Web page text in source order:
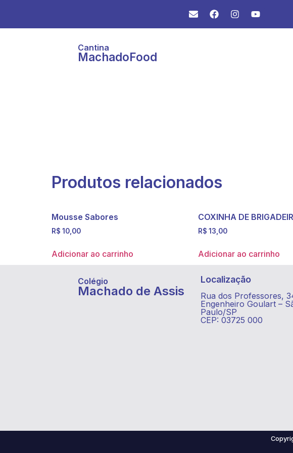
Cantina
MachadoFood
Produtos relacionados
Mousse Sabores
R$ 10,00
Adicionar ao carrinho
COXINHA DE
R$ 13,00
Adicionar ao carrinho
Colégio
Machado de Assis
Localização
Rua dos Professores,
Engenheiro Goulart –
Paulo/SP
CEP: 03725 000